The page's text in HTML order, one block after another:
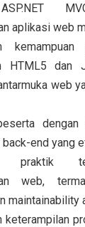
ASP.NET
aplikasi web
HTML5 dan
web
end yang
praktik
web,
maintainability
keterampilan